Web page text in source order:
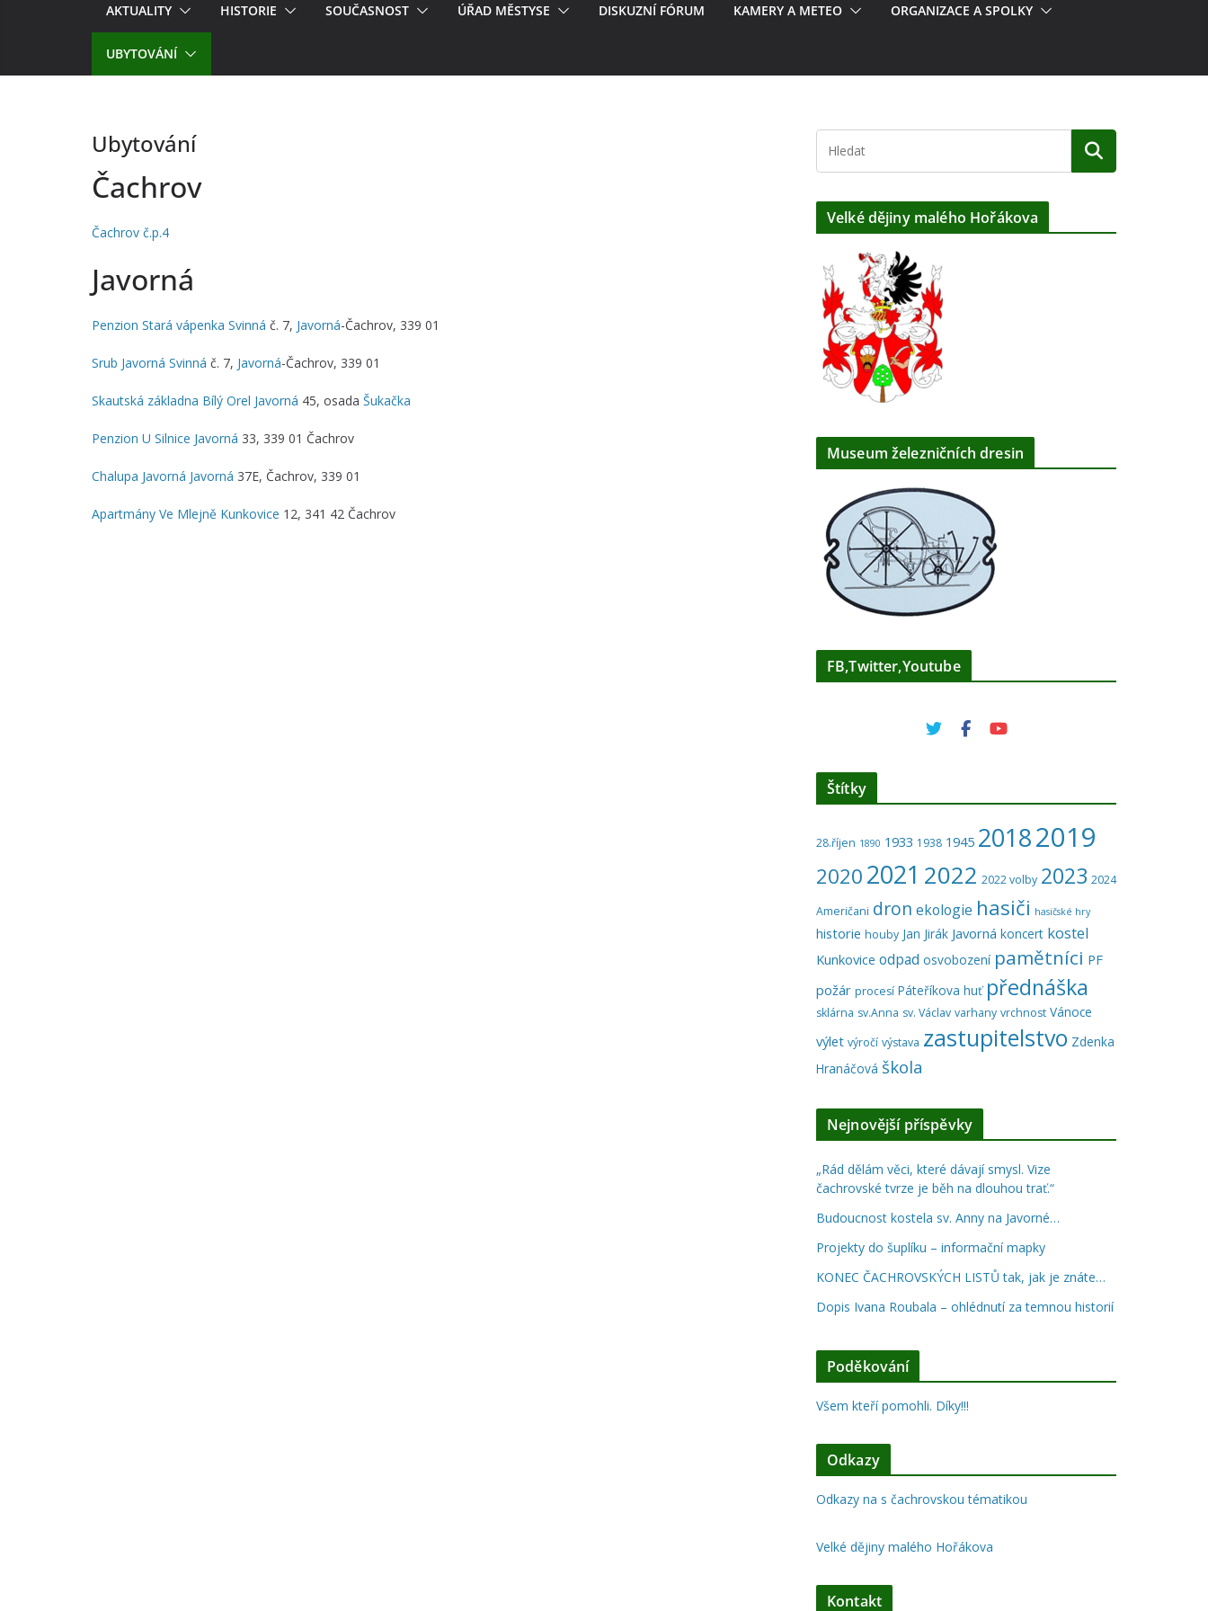
AKTUALITY HISTORIE SOUČASNOST ÚŘAD MĚSTYSE DISKUZNÍ FÓRUM KAMERY A METEO ORGANIZACE A SPOLKY
UBYTOVÁNÍ
Ubytování
Čachrov
Čachrov č.p.4
Javorná
Penzion Stará vápenka Svinná č. 7, Javorná-Čachrov, 339 01
Srub Javorná Svinná č. 7, Javorná-Čachrov, 339 01
Skautská základna Bílý Orel Javorná 45, osada Šukačka
Penzion U Silnice Javorná 33, 339 01 Čachrov
Chalupa Javorná Javorná 37E, Čachrov, 339 01
Apartmány Ve Mlejně Kunkovice 12, 341 42 Čachrov
Velké dějiny malého Hořákova
Museum železničních dresin
FB,Twitter,Youtube
Štítky
28.říjen 1890 1933 1938 1945 20182019
20202021 2022 2022 volby 2023 2024
Američani dron ekologie hasiči hasičské hry
historie houby Jan Jirák Javorná koncert kostel
Kunkovice odpad osvobození pamětníci PF
požár procesí Páteříkova huť přednáška
sklárna sv.Anna sv. Václav varhany vrchnost Vánoce
výlet výročí výstava zastupitelstvo Zdenka
Hranáčová škola
Nejnovější příspěvky
„Rád dělám věci, které dávají smysl. Vize
čachrovské tvrze je běh na dlouhou trať.“
Budoucnost kostela sv. Anny na Javorné…
Projekty do šuplíku – informační mapky
KONEC ČACHROVSKÝCH LISTŮ tak, jak je znáte…
Dopis Ivana Roubala – ohlédnutí za temnou historií
Poděkování
Všem kteří pomohli. Díky!!!
Odkazy
Odkazy na s čachrovskou tématikou
Velké dějiny malého Hořákova
Kontakt